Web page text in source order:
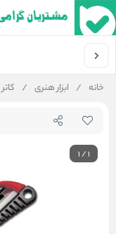
خانه / ابزار هنری / کاتر
1/1